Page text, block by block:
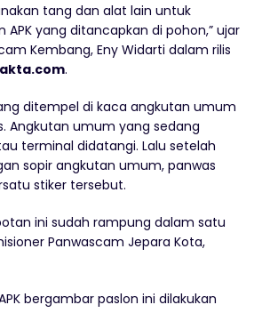
tang dan alat lain untuk
yang ditancapkan di pohon,” ujar
Kembang, Eny Widarti dalam rilis
.
ditempel di kaca angkutan umum
Angkutan umum yang sedang
terminal didatangi. Lalu setelah
sopir angkutan umum, panwas
stiker tersebut.
ini sudah rampung dalam satu
Panwascam Jepara Kota,
bergambar paslon ini dilakukan